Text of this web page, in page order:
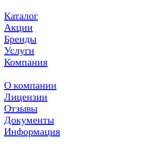
Каталог
Акции
Бренды
Услуги
Компания
О компании
Лицензии
Отзывы
Документы
Информация